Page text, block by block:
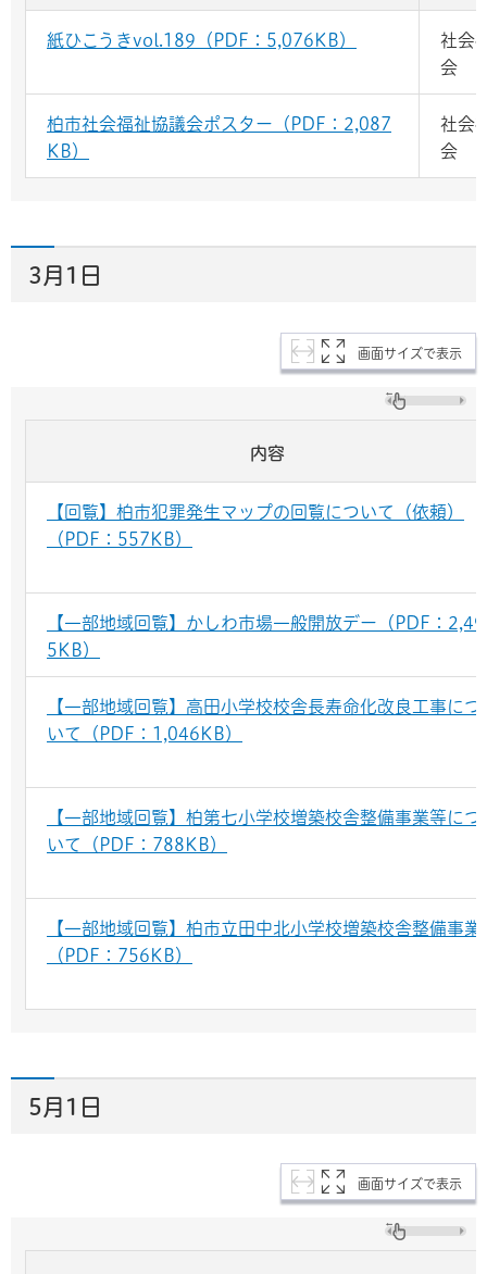
紙ひこうきvol.189（PDF：5,076KB）
社会
会
柏市社会福祉協議会ポスター（PDF：2,087
KB）
社会
会
3月1日
画面サイズで表示
内容
【回覧】柏市犯罪発生マップの回覧について（依頼）
（PDF：557KB）
【一部地域回覧】かしわ市場一般開放デー（PDF：2,49
5KB）
【一部地域回覧】高田小学校校舎長寿命化改良工事につ
いて（PDF：1,046KB）
【一部地域回覧】柏第七小学校増築校舎整備事業等につ
いて（PDF：788KB）
【一部地域回覧】柏市立田中北小学校増築校舎整備事業
（PDF：756KB）
5月1日
画面サイズで表示